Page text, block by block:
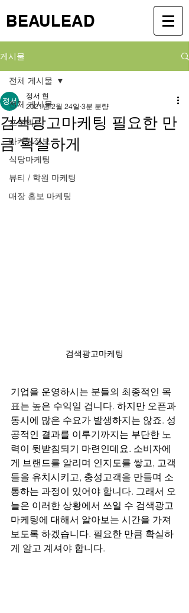
BEAULEAD
게시물
전체 게시물
프로젝트
마케팅정보
식당마케팅
뷰티 / 학원 마케팅
매장 홍보 마케팅
전체 게시물
검색광고마케팅 필요한 만
큼 확실하게
정서 현
2021년 2월 24일 3분 분량
검색광고마케팅
기업을 운영하시는 분들의 최종적인 목
표는 높은 수익일 겁니다. 하지만 오픈과
동시에 많은 수요가 발생하지는 않죠. 성
공적인 결과를 이루기까지는 부단한 노
력이 뒷받침되기 마련인데요. 소비자에
게 브랜드를 알리며 인지도를 쌓고, 고객
들을 유치시키고, 충성고객을 만들며 소
통하는 과정이 있어야 합니다. 그래서 오
늘은 이러한 상황에서 쓰일 수 검색광고
마케팅에 대해서 알아보는 시간을 가져
보도록 하겠습니다. 필요한 만큼 확실하
게 알고 계셔야 합니다.